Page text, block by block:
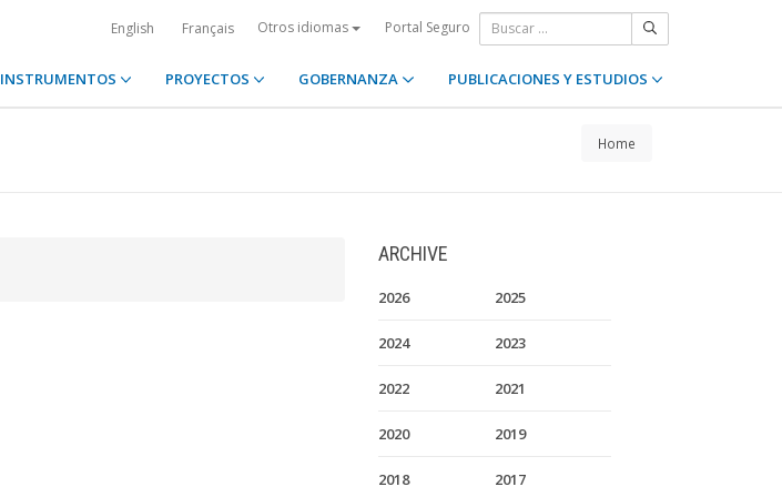
English Français Otros idiomas Portal Seguro
INSTRUMENTOS PROYECTOS GOBERNANZA PUBLICACIONES Y ESTUDIOS
Home
ARCHIVE
2026 2025
2024 2023
2022 2021
2020 2019
2018 2017